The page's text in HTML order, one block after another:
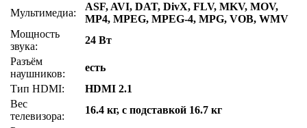
Мультимедиа:
ASF, AVI, DAT, DivX, FLV, MKV, MOV,
MP4, MPEG, MPEG-4, MPG, VOB, WMV
Мощность
звука:
24 Вт
Разъём
наушников:
есть
Тип HDMI:
HDMI 2.1
Вес
телевизора:
16.4 кг, с подставкой 16.7 кг